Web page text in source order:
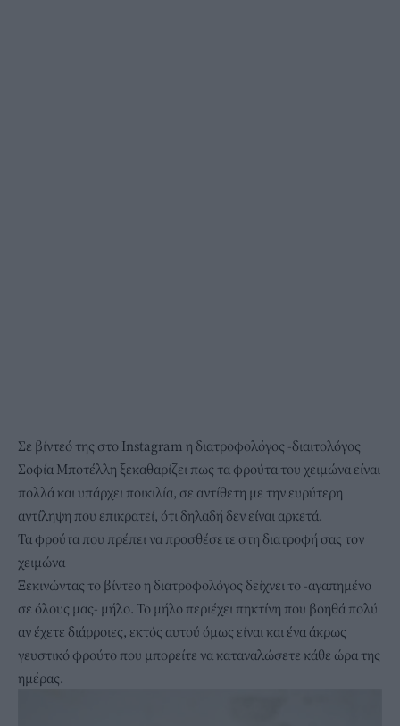
Σε βίντεό της στο Instagram η διατροφολόγος -διαιτολόγος
Σοφία Μποτέλλη ξεκαθαρίζει πως τα φρούτα του χειμώνα είναι
πολλά και υπάρχει ποικιλία, σε αντίθετη με την ευρύτερη
αντίληψη που επικρατεί, ότι δηλαδή δεν είναι αρκετά.
Τα φρούτα που πρέπει να προσθέσετε στη διατροφή σας τον
χειμώνα
Ξεκινώντας το βίντεο η διατροφολόγος δείχνει το -αγαπημένο
σε όλους μας- μήλο. Το μήλο περιέχει πηκτίνη που βοηθά πολύ
αν έχετε διάρροιες, εκτός αυτού όμως είναι και ένα άκρως
γευστικό φρούτο που μπορείτε να καταναλώσετε κάθε ώρα της
ημέρας.